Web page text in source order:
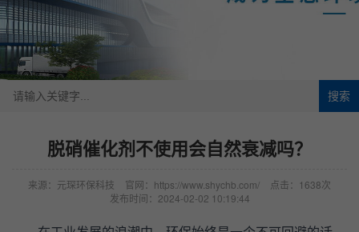
搜索
脱硝催化剂不使用会自然衰减吗？
来源：元琛环保科技 官网：https://www.shychb.com/
点击：1638次
发布时间：2024-02-02 10:19:44